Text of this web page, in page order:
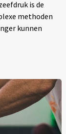
is de
methoden
kunnen